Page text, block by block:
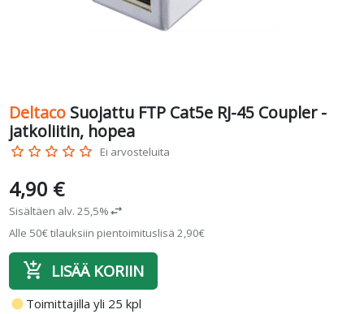
Deltaco Suojattu FTP Cat5e RJ-45 Coupler -
jatkoliitin, hopea
star_border star_border star_border star_border star_border Ei arvosteluita
4,90 €
Sisältäen alv. 25,5%swap_horiz
Alle 50€ tilauksiin pientoimituslisä 2,90€
add_shopping_cart LISÄÄ KORIIN
fiber_manual_record Toimittajilla yli 25 kpl